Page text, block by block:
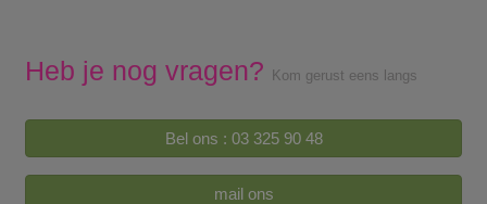
Heb je nog vragen? Kom gerust eens langs
Bel ons : 03 325 90 48
mail ons